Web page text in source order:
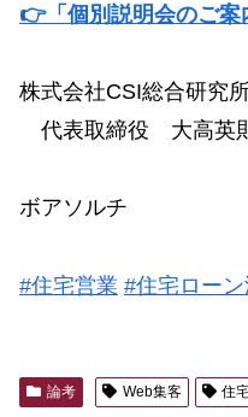
👉「個別説明会のご案
株式会社CSI総合研究
代表取締役 大高英
ボアソルチ
#住宅営業 #住宅ロー
論考 Web集客 住